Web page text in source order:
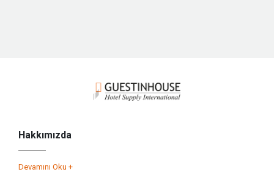
Hakkımızda
Devamını Oku +